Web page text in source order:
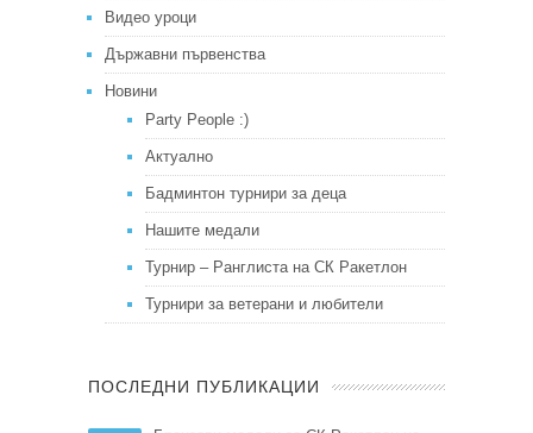
Видео уроци
Държавни първенства
Новини
Party People :)
Актуално
Бадминтон турнири за деца
Нашите медали
Турнир – Ранглиста на СК Ракетлон
Турнири за ветерани и любители
ПОСЛЕДНИ ПУБЛИКАЦИИ